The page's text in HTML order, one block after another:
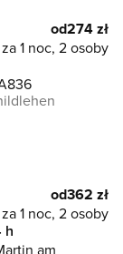
od274 zł
za 1 noc, 2 osoby
od362 zł
za 1 noc, 2 osoby
h
am